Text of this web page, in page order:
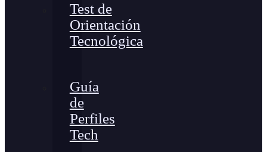
Test de
Orientación
Tecnológica
Guía
de
Perfiles
Tech